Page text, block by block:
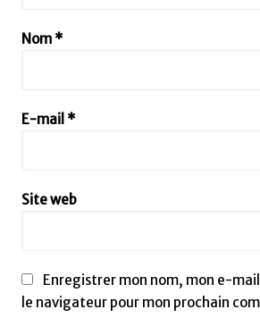
Nom *
E-mail *
Site web
Enregistrer mon nom, mon e-
le navigateur pour mon prochain